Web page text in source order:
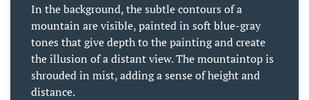
In the background, the subtle contours of a
mountain are visible, painted in soft blue-gray
tones that give depth to the painting and create
the illusion of a distant view. The mountaintop is
shrouded in mist, adding a sense of height and
distance.